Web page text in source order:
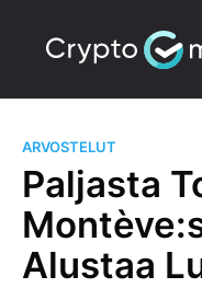
ARVOSTELUT
Paljasta
Alustaa